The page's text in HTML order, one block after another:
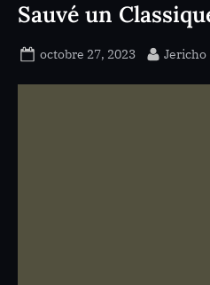
Sauvé un
Posted
octobre 27, 2023 By
Jericho